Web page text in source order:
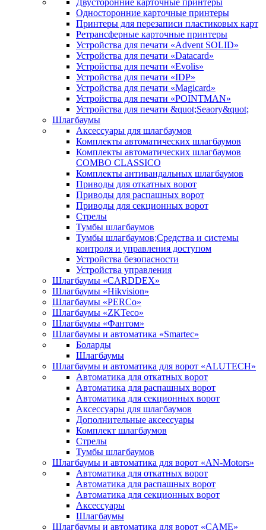
Двусторонние карточные принтеры
Односторонние карточные принтеры
Принтеры для перезаписи пластиковых карт
Ретрансферные карточные принтеры
Устройства для печати «Advent SOLID»
Устройства для печати «Datacard»
Устройства для печати «Evolis»
Устройства для печати «IDP»
Устройства для печати «Magicard»
Устройства для печати «POINTMAN»
Устройства для печати &quot;Seaory&quot;
Шлагбаумы
Аксессуары для шлагбаумов
Комплекты автоматических шлагбаумов
Комплекты автоматических шлагбаумов
COMBO CLASSICO
Комплекты антивандальных шлагбаумов
Приводы для откатных ворот
Приводы для распашных ворот
Приводы для секционных ворот
Стрелы
Тумбы шлагбаумов
Тумбы шлагбаумов;Средства и системы
контроля и управления доступом
Устройства безопасности
Устройства управления
Шлагбаумы «CARDDEX»
Шлагбаумы «Hikvision»
Шлагбаумы «PERCo»
Шлагбаумы «ZKTeco»
Шлагбаумы «Фантом»
Шлагбаумы и автоматика «Smartec»
Боларды
Шлагбаумы
Шлагбаумы и автоматика для ворот «ALUTECH»
Автоматика для откатных ворот
Автоматика для распашных ворот
Автоматика для секционных ворот
Аксессуары для шлагбаумов
Дополнительные аксессуары
Комплект шлагбаумов
Стрелы
Тумбы шлагбаумов
Шлагбаумы и автоматика для ворот «AN-Motors»
Автоматика для откатных ворот
Автоматика для распашных ворот
Автоматика для секционных ворот
Аксессуары
Шлагбаумы
Шлагбаумы и автоматика для ворот «CAME»